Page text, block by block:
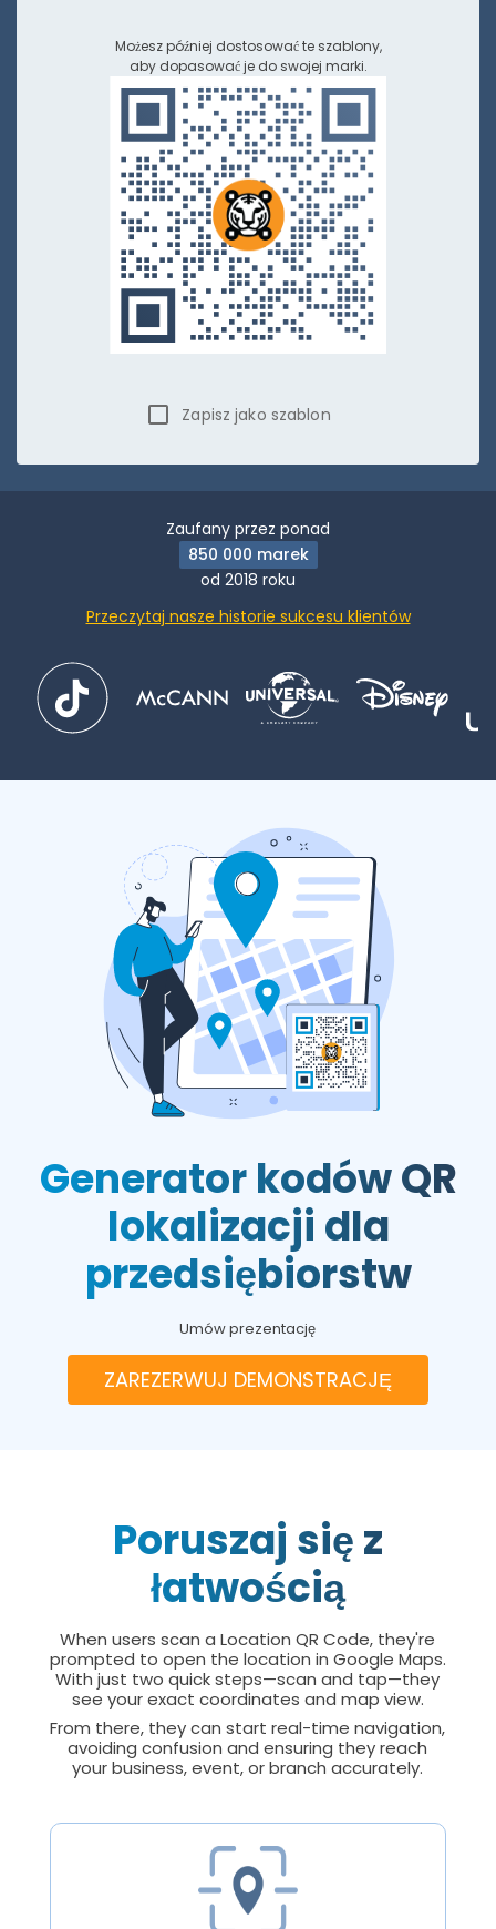
Możesz później dostosować te szablony,
aby dopasować je do swojej marki.
Zapisz jako szablon
Zaufany przez ponad
850 000 marek
od 2018 roku
Przeczytaj nasze historie sukcesu klientów
Generator kodów QR
lokalizacji dla
przedsiębiorstw
Umów prezentację
ZAREZERWUJ DEMONSTRACJĘ
Poruszaj się z
łatwością
When users scan a Location QR Code, they're
prompted to open the location in Google Maps.
With just two quick steps—scan and tap—they
see your exact coordinates and map view.
From there, they can start real-time navigation,
avoiding confusion and ensuring they reach
your business, event, or branch accurately.